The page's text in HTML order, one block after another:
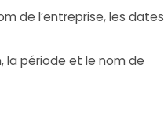
de l’entreprise, les dates
la période et le nom de